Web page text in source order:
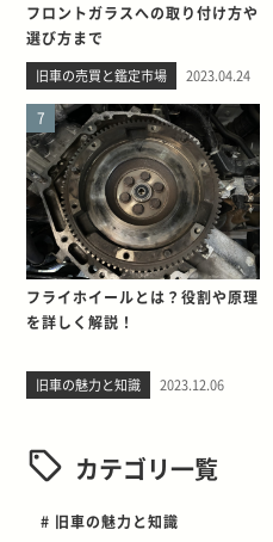
フロントガラスへの取り付け方や
選び方まで
旧車の売買と鑑定市場 2023.04.24
7
フライホイールとは？役割や原理
を詳しく解説！
旧車の魅力と知識 2023.12.06
カテゴリ一覧
# 旧車の魅力と知識